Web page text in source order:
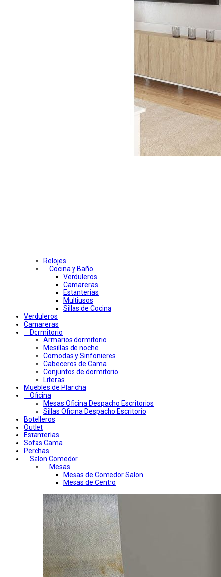
Relojes
Cocina y Baño
Verduleros
Camareras
Estanterias
Multiusos
Sillas de Cocina
Verduleros
Camareras
Dormitorio
Armarios dormitorio
Mesillas de noche
Comodas y Sinfonieres
Cabeceros de Cama
Conjuntos de dormitorio
Literas
Muebles de Plancha
Oficina
Mesas Oficina Despacho Escritorios
Sillas Oficina Despacho Escritorio
Botelleros
Outlet
Estanterias
Sofas Cama
Perchas
Salon Comedor
Mesas
Mesas de Comedor Salon
Mesas de Centro